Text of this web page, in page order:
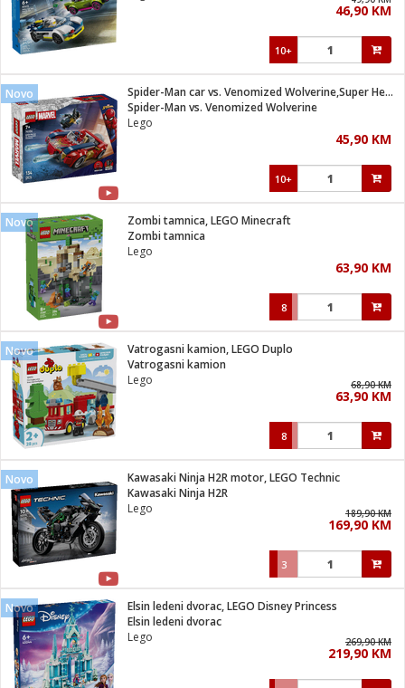
46,90 KM
10+
Novo
Spider-Man car vs. Venomized Wolverine,Super Heroes Marvel
Spider-Man vs. Venomized Wolverine
Lego
45,90 KM
10+
Novo
Zombi tamnica, LEGO Minecraft
Zombi tamnica
Lego
63,90 KM
8
Novo
Vatrogasni kamion, LEGO Duplo
Vatrogasni kamion
Lego
68,90 KM
63,90 KM
8
Novo
Kawasaki Ninja H2R motor, LEGO Technic
Kawasaki Ninja H2R
Lego
189,90 KM
169,90 KM
3
Novo
Elsin ledeni dvorac, LEGO Disney Princess
Elsin ledeni dvorac
Lego
269,90 KM
219,90 KM